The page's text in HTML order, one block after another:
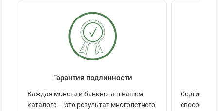
Гарантия подлинности
Каждая монета и банкнота в нашем
каталоге — это результат многолетнего
способов